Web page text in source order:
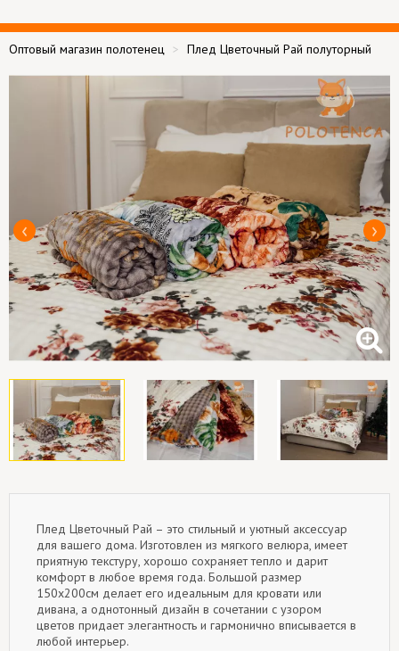
Оптовый магазин полотенец Плед Цветочный Рай полуторный
Плед Цветочный Рай – это стильный и уютный аксессуар
для вашего дома. Изготовлен из мягкого велюра, имеет
приятную текстуру, хорошо сохраняет тепло и дарит
комфорт в любое время года. Большой размер
150x200см делает его идеальным для кровати или
дивана, а однотонный дизайн в сочетании с узором
цветов придает элегантность и гармонично вписывается в
любой интерьер.